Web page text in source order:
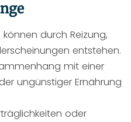
durch Reizung,
entstehen.
mit einer
ungünstiger Ernährung
oder